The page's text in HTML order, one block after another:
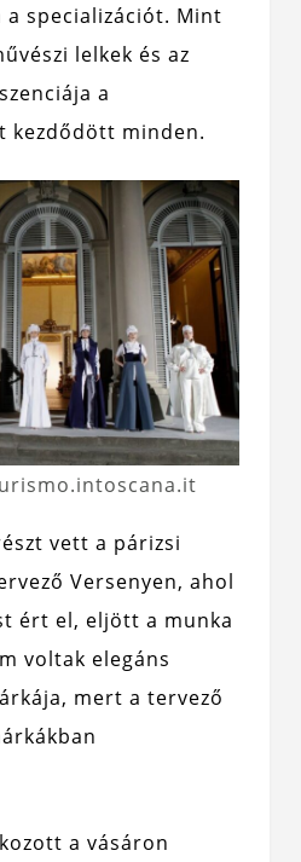
specializációt. Mint
lelkek és az
a
kezdődött minden.
vett a párizsi
Versenyen, ahol
ért el, eljött a munka
voltak elegáns
mert a tervező
a vásáron